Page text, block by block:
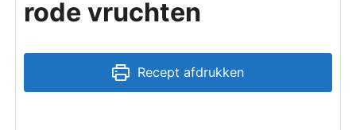
rode vruchten
Recept afdrukken